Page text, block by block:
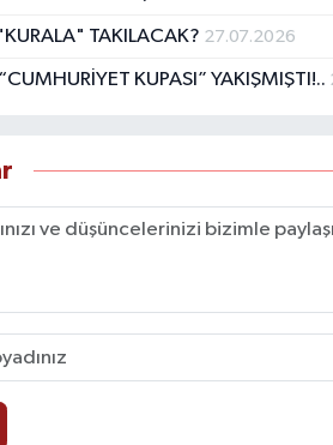
TAKILACAK? 27.07.2026
KUPASI” YAKIŞMIŞTI!..